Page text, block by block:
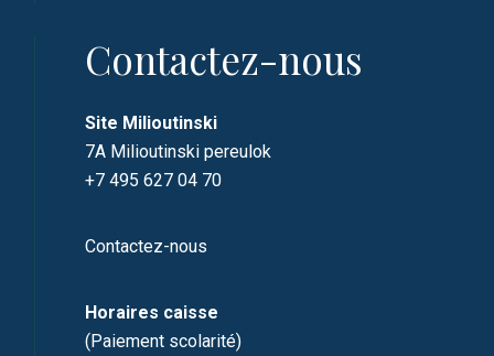
Contactez-nous
Site Milioutinski
7A Milioutinski pereulok
+7 495 627 04 70
Contactez-nous
Horaires caisse
(Paiement scolarité)